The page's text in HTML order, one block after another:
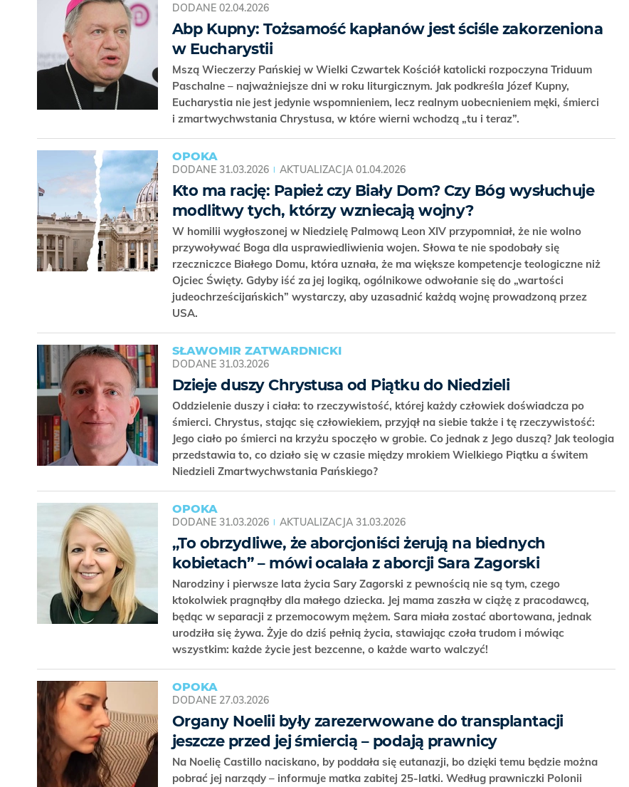
DODANE 02.04.2026
Abp Kupny: Tożsamość kapłanów jest ściśle zakorzeniona
w Eucharystii
Mszą Wieczerzy Pańskiej w Wielki Czwartek Kościół katolicki rozpoczyna Triduum
Paschalne – najważniejsze dni w roku liturgicznym. Jak podkreśla Józef Kupny,
Eucharystia nie jest jedynie wspomnieniem, lecz realnym uobecnieniem męki, śmierci
i zmartwychwstania Chrystusa, w które wierni wchodzą „tu i teraz”.
OPOKA
DODANE 31.03.2026 AKTUALIZACJA 01.04.2026
Kto ma rację: Papież czy Biały Dom? Czy Bóg wysłuchuje
modlitwy tych, którzy wzniecają wojny?
W homilii wygłoszonej w Niedzielę Palmową Leon XIV przypomniał, że nie wolno
przywoływać Boga dla usprawiedliwienia wojen. Słowa te nie spodobały się
rzeczniczce Białego Domu, która uznała, że ma większe kompetencje teologiczne niż
Ojciec Święty. Gdyby iść za jej logiką, ogólnikowe odwołanie się do „wartości
judeochrześcijańskich” wystarczy, aby uzasadnić każdą wojnę prowadzoną przez
USA.
SŁAWOMIR ZATWARDNICKI
DODANE 31.03.2026
Dzieje duszy Chrystusa od Piątku do Niedzieli
Oddzielenie duszy i ciała: to rzeczywistość, której każdy człowiek doświadcza po
śmierci. Chrystus, stając się człowiekiem, przyjął na siebie także i tę rzeczywistość:
Jego ciało po śmierci na krzyżu spoczęło w grobie. Co jednak z Jego duszą? Jak teologia
przedstawia to, co działo się w czasie między mrokiem Wielkiego Piątku a świtem
Niedzieli Zmartwychwstania Pańskiego?
OPOKA
DODANE 31.03.2026 AKTUALIZACJA 31.03.2026
„To obrzydliwe, że aborcjoniści żerują na biednych
kobietach” – mówi ocalała z aborcji Sara Zagorski
Narodziny i pierwsze lata życia Sary Zagorski z pewnością nie są tym, czego
ktokolwiek pragnąłby dla małego dziecka. Jej mama zaszła w ciążę z pracodawcą,
będąc w separacji z przemocowym mężem. Sara miała zostać abortowana, jednak
urodziła się żywa. Żyje do dziś pełnią życia, stawiając czoła trudom i mówiąc
wszystkim: każde życie jest bezcenne, o każde warto walczyć!
OPOKA
DODANE 27.03.2026
Organy Noelii były zarezerwowane do transplantacji
jeszcze przed jej śmiercią – podają prawnicy
Na Noelię Castillo naciskano, by poddała się eutanazji, bo dzięki temu będzie można
pobrać jej narządy – informuje matka zabitej 25-latki. Według prawniczki Polonii